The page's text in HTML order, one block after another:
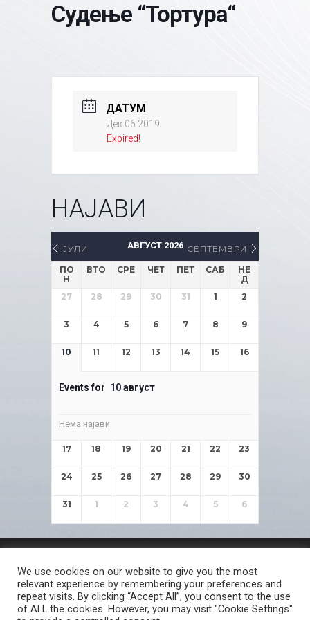
Судење “Тортура“
ДАТУМ
Дек 06 2019
Expired!
НАЈАВИ
ЈУЛИ АВГУСТ 2026 СЕПТЕМВРИ
ПО
Н
ВТО СРЕ ЧЕТ ПЕТ САБ
НЕ
Д
27
28 29 30 31 1 2
3 4 5 6 7 8 9
10 11 12 13 14 15 16
Events for 10август
Нема најави
17 18 19 20 21 22 23
24 25 26 27 28 29 30
31 1 2 3 4 5 6
СЛОБОДЕН ПРИСТАП ДО ИНФОРМАЦИИ ОД ЈАВЕН КАРАКТЕР
ПОСТАПКА ЗА ПРИЈАВА НА КРИВИЧНО ДЕЛО
КОРИСНИ ЛИНКОВИ
ПОЛИТИКА ЗА ПРИВАТНОСТ ВЕБ СТРАНИЦА
We use cookies on our website to give you the most
relevant experience by remembering your preferences and
repeat visits. By clicking “Accept All”, you consent to the use
of ALL the cookies. However, you may visit "Cookie Settings"